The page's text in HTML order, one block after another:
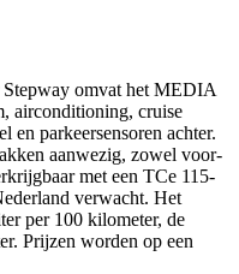
omvat het MEDIA
airconditioning, cruise
en parkeersensoren achter.
aanwezig, zowel voor-
met een TCe 115-
verwacht. Het
per 100 kilometer, de
Prijzen worden op een